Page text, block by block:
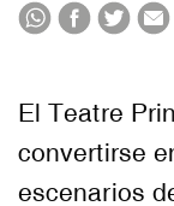
El Teatre
convertirse
escenarios